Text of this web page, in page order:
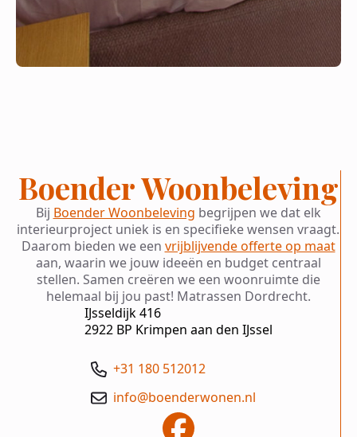
Boender Woonbeleving
Bij Boender Woonbeleving begrijpen we dat elk
interieurproject uniek is en specifieke wensen vraagt.
Daarom bieden we een vrijblijvende offerte op maat
aan, waarin we jouw ideeën en budget centraal
stellen. Samen creëren we een woonruimte die
helemaal bij jou past! Matrassen Dordrecht.
IJsseldijk 416
2922 BP Krimpen aan den IJssel
+31 180 512012
info@boenderwonen.nl